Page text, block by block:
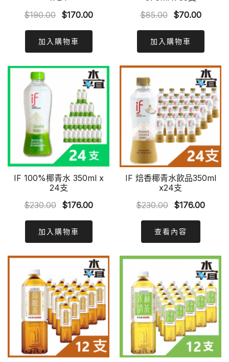
$190.00 Original
was:
$190.00.
$170.00Current
加入購物車
$85.00
Original
was:
$85.00.
$70.00
加入購物車
IF 100%椰青水 350ml x
24支
$230.00 Original
was:
$230.00.
$176.00Current
加入購物車
IF 焙香椰青水飲品350ml
x24支
$230.00 Original
was:
$230.00.
$176.00
查看內容